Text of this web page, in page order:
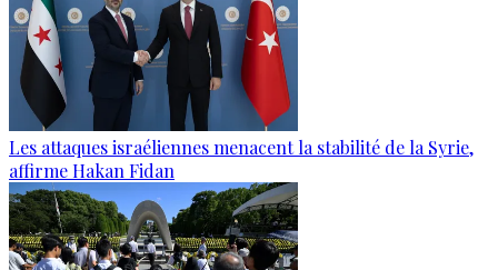
Les attaques israéliennes menacent la stabilité de la Syrie,
affirme Hakan Fidan